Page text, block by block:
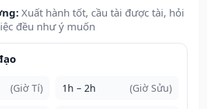
Xuất hành tốt, cầu tài được tài, hỏi
đều như ý muốn
(Giờ Tí) 1h – 2h (Giờ Sửu)